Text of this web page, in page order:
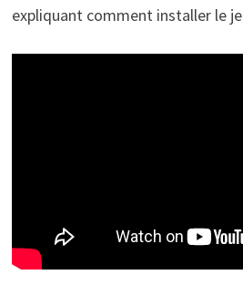
expliquant comment installer le